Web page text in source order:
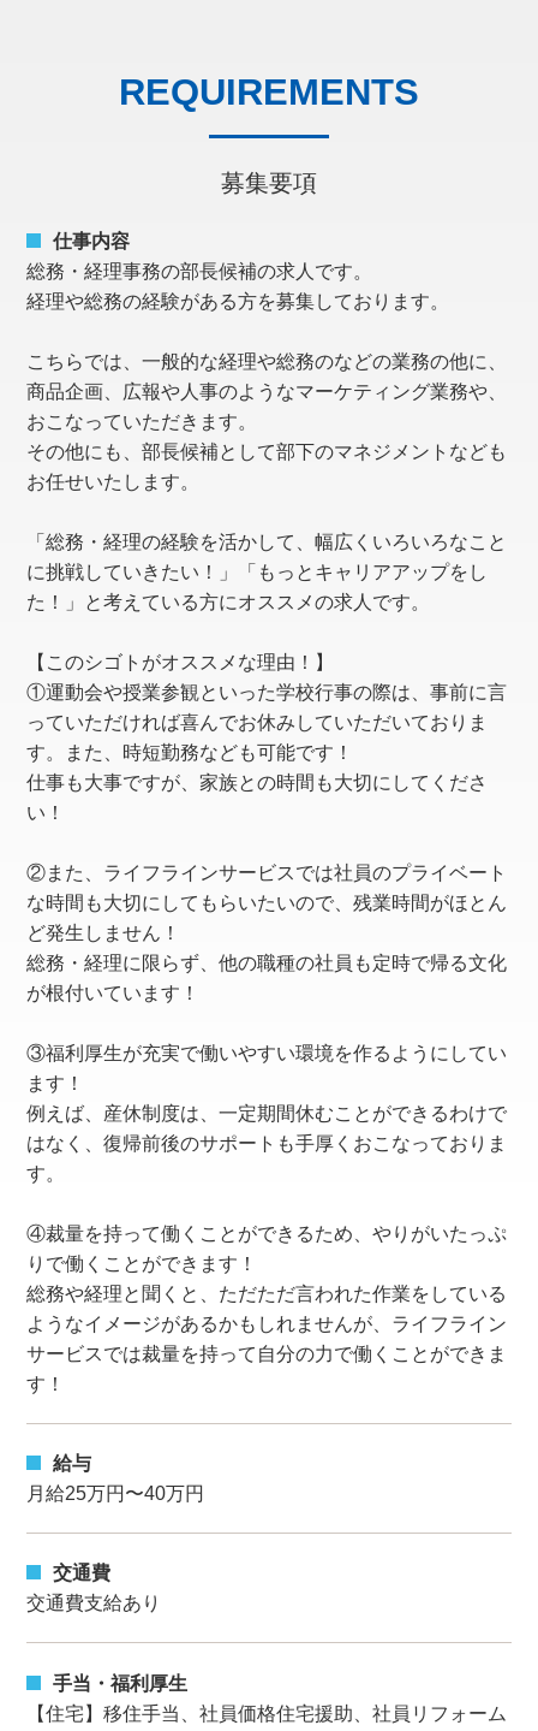
REQUIREMENTS
募集要項
仕事内容
総務・経理事務の部長候補の求人です。
経理や総務の経験がある方を募集しております。
こちらでは、一般的な経理や総務のなどの業務の他に、
商品企画、広報や人事のようなマーケティング業務や、
おこなっていただきます。
その他にも、部長候補として部下のマネジメントなども
お任せいたします。
「総務・経理の経験を活かして、幅広くいろいろなこと
に挑戦していきたい！」「もっとキャリアアップをし
た！」と考えている方にオススメの求人です。
【このシゴトがオススメな理由！】
①運動会や授業参観といった学校行事の際は、事前に言
っていただければ喜んでお休みしていただいておりま
す。また、時短勤務なども可能です！
仕事も大事ですが、家族との時間も大切にしてくださ
い！
②また、ライフラインサービスでは社員のプライベート
な時間も大切にしてもらいたいので、残業時間がほとん
ど発生しません！
総務・経理に限らず、他の職種の社員も定時で帰る文化
が根付いています！
③福利厚生が充実で働いやすい環境を作るようにしてい
ます！
例えば、産休制度は、一定期間休むことができるわけで
はなく、復帰前後のサポートも手厚くおこなっておりま
す。
④裁量を持って働くことができるため、やりがいたっぷ
りで働くことができます！
総務や経理と聞くと、ただただ言われた作業をしている
ようなイメージがあるかもしれませんが、ライフライン
サービスでは裁量を持って自分の力で働くことができま
す！
給与
月給25万円〜40万円
交通費
交通費支給あり
手当・福利厚生
【住宅】移住手当、社員価格住宅援助、社員リフォーム